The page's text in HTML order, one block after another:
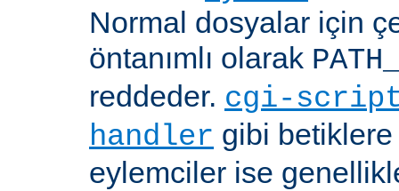
Normal dosyalar için
öntanımlı olarak
reddeder. cgi-
handler gibi
eylemciler ise